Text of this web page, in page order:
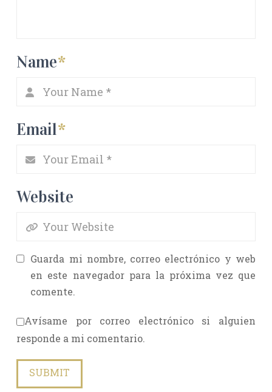
Name*
Email*
Website
Guarda mi nombre, correo electrónico y web
en este navegador para la próxima vez que
comente.
Avísame por correo electrónico si alguien
responde a mi comentario.